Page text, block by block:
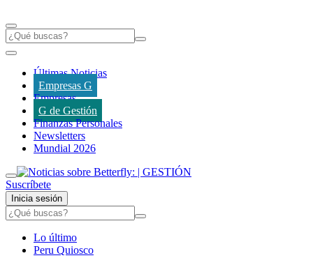
Últimas Noticias
Empresas G
Empresas
G de Gestión
Finanzas Personales
Newsletters
Mundial 2026
Suscríbete
Inicia sesión
Lo último
Peru Quiosco